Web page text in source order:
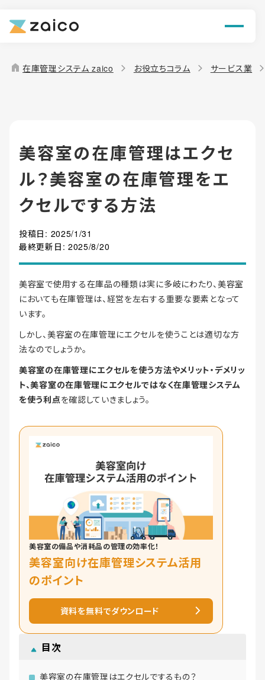
機能
解決できる課題
導入事例
お役立ち情報
home 在庫管理システム zaico お役立ちコラム サービス業
美容室の在庫管理はエクセ
ル？美容室の在庫管理をエ
クセルでする方法
投稿日: 2025/1/31
最終更新日: 2025/8/20
美容室で使用する在庫品の種類は実に多岐にわたり、美容室
においても在庫管理は、経営を左右する重要な要素となって
います。
しかし、美容室の在庫管理にエクセルを使うことは適切な方
法なのでしょうか。
美容室の在庫管理にエクセルを使う方法やメリット・デメリッ
ト、美容室の在庫管理にエクセルではなく在庫管理システム
を使う利点を確認していきましょう。
美容室の備品や消耗品の管理の効率化！
美容室向け在庫管理システム活用
のポイント
資料を無料でダウンロード
目次
美容室の在庫管理はエクセルでするもの？